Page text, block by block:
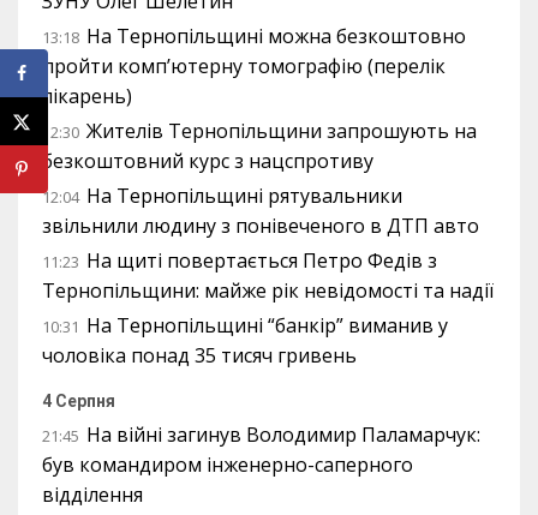
13:18 На Тернопільщині можна безкоштовно
пройти комп’ютерну томографію (перелік
лікарень)
12:30 Жителів Тернопільщини запрошують на
безкоштовний курс з нацспротиву
12:04 На Тернопільщині рятувальники
звільнили людину з понівеченого в ДТП авто
11:23 На щиті повертається Петро Федів з
Тернопільщини: майже рік невідомості та надії
10:31 На Тернопільщині “банкір” виманив у
чоловіка понад 35 тисяч гривень
4 Серпня
21:45 На війні загинув Володимир Паламарчук:
був командиром інженерно-саперного
відділення